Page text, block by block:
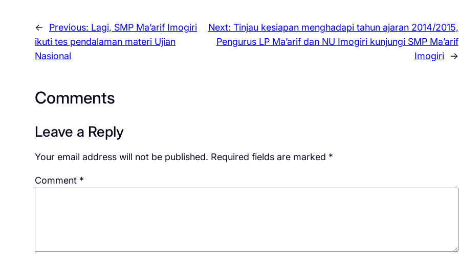
← Previous: Lagi, SMP Ma’arif Imogiri
ikuti tes pendalaman materi Ujian
Nasional
Next: Tinjau kesiapan menghadapi tahun ajaran 2014/2015,
Pengurus LP Ma’arif dan NU Imogiri kunjungi SMP Ma’arif
Imogiri
→
Comments
Leave a Reply
Your email address will not be published. Required fields are marked *
Comment *